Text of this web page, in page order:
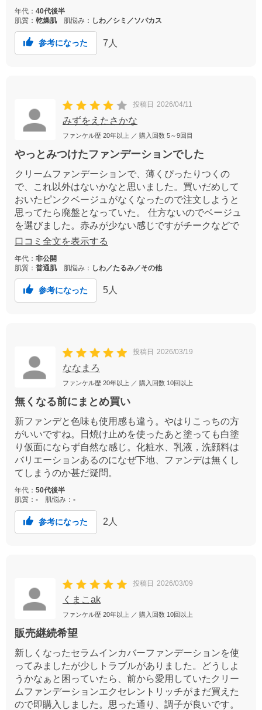
年代： 40代後半
肌質： 乾燥肌 肌悩み： しわ／シミ／ソバカス
参考になった 7 人
投稿日 2026/04/11
みずをえたさかな
ファンケル歴 20年以上 ／ 購入回数 5～9回目
やっとみつけたファンデーションでした
クリームファンデーションで、薄くぴったりつくの
で、これ以外はないかなと思いました。買いだめして
おいたピンクベージュがなくなったので注文しようと
思ってたら廃盤となっていた。 仕方ないのでベージュ
を選びました。赤みが少ない感じですがチークなどで
血色を足しています。ピンクベージュ、復活して欲し
口コミ全文を表示する
年代： 非公開
肌質： 普通肌 肌悩み： しわ／たるみ／その他
参考になった 5人
投稿日 2026/03/19
ななまろ
ファンケル歴 20年以上 ／ 購入回数 10回以上
無くなる前にまとめ買い
新ファンデと色味も使用感も違う。やはりこっちの方
がいいですね。日焼け止めを使ったあと塗っても白塗
り仮面にならず自然な感じ。化粧水、乳液，洗顔料は
バリエーションあるのになぜ下地、ファンデは無くし
てしまうのか甚だ疑問。
年代： 50代後半
肌質： - 肌悩み： -
参考になった 2 人
投稿日 2026/03/09
くまこak
ファンケル歴 20年以上 ／ 購入回数 10回以上
販売継続希望
新しくなったセラムインカバーファンデーションを使
ってみましたが少しトラブルがありました。どうしよ
うかなぁと困っていたら、前から愛用していたクリー
ムファンデーションエクセレントリッチがまだ買えた
ので即購入しました。思った通り、調子が良いです。